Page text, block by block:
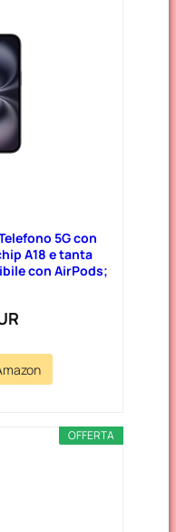
5G con
A18 e tanta
con AirPods;
OFFERTA